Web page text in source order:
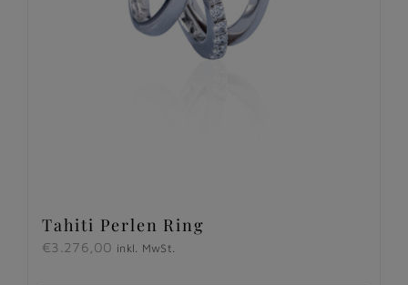
Tahiti Perlen Ring
€3.276,00 inkl. MwSt.